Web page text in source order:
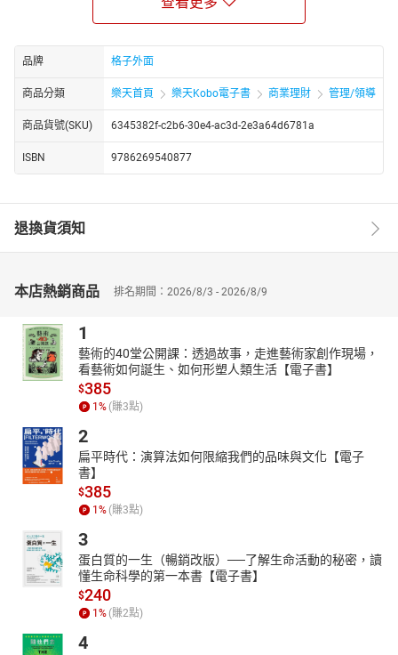
身為領袖，你不必凡事都有答案、一直給建言或指令，才是負責任
事實上，上帝已經在被帶領的那人生命中動工，
你只需要將聖靈放在他心中的一切「汲取」出來，
幫助人成為上帝要他們成為的人，完成上帝要他們去做的事。
透過教練式領導技巧，你能在達到事工目標的同時建造他人，倍增
▌這本書適合什麼人？
即使沒有正式的領導者頭銜，仍可以把教練式的互動風格融入不同
誠摯推薦
馮珮｜高雄福氣教會牧師
黃志靖｜東湖禮拜堂長老／創略廣告總經理
基斯．韋伯（Keith E. Webb）
ICF專業認證教練，也是專精領導力發展的作家、講員和顧問。他創
設了全球性的訓練機構Creative Results Management，專門裝備基
督教事工領袖。
曾有二十年的時間旅居日本、印尼和新加坡，所設計和教導的領導
力發展課程，已被三十多個國家的基督徒領袖採用。
著作有《教練領導力》、《旭日再現：讓基督榮光照亮日本》，合
著有《Coaching in Asia: The First Decade》。
現與妻子和兩個孩子定居於西雅圖附近。
更多他的領導力文章：keithwebb.com
品牌 格子外面
商品分類 樂天首頁 樂天Kobo電子書 商業理財 管理/領導
商品貨號(SKU) 6345382f-c2b6-30e4-ac3d-2e3a64d6781a
ISBN 9786269540877
退換貨須知
本店熱銷商品 排名期間：2026/8/3 - 2026/8/9
1
藝術的40堂公開課：透過故事，走進藝術家創作現場，
看藝術如何誕生、如何形塑人類生活【電子書】
$385
1 % (賺3點)
2
扁平時代：演算法如何限縮我們的品味與文化【電子
書】
$385
1 % (賺3點)
3
蛋白質的一生（暢銷改版）──了解生命活動的秘密，讀
懂生命科學的第一本書【電子書】
$240
1 % (賺2點)
4